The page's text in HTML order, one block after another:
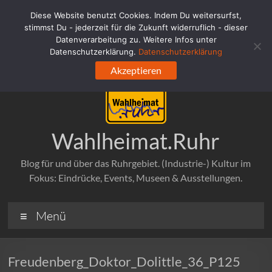
springen
Wahlheimat.Ruhr
Blog für und über das Ruhrgebiet. (Industrie-) Kultur im
Fokus: Eindrücke, Events, Museen & Ausstellungen.
Menü
Freudenberg_Doktor_Dolittle_36_P125
Diese Website benutzt Cookies. Indem Du weitersurfst,
stimmst Du - jederzeit für die Zukunft widerruflich - dieser
Datenverarbeitung zu. Weitere Infos unter
Datenschutzerklärung. Datenschutzerklärung
Akzeptieren